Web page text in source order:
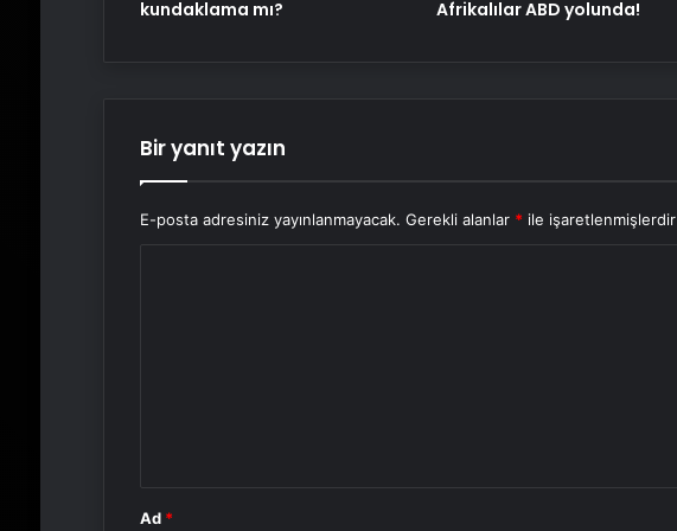
kundaklama mı?
Afrikalılar ABD yolunda!
Bir yanıt yazın
E-posta adresiniz yayınlanmayacak. Gerekli alanlar * ile işaretlenmişlerdir
Ad *